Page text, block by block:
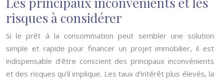
risques à considérer
Si le prêt à la consommation peut sembler une solution
simple et rapide pour financer un projet immobilier, il est
indispensable d’être conscient des principaux inconvénients
et des risques qu’il implique. Les taux d’intérêt plus élevés, la